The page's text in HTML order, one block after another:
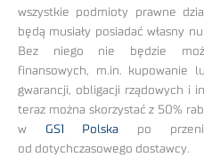
wszystkie podmioty prawne
będą musiały posiadać własny
Bez niego nie będzie
finansowych, m.in. kupowanie
gwarancji, obligacji rządowych i
teraz można skorzystać z 50%
w GS1 Polska po
od dotychczasowego dostawcy.